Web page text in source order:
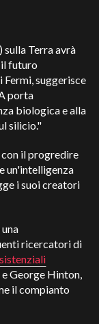
Terra avrà
futuro
suggerisce
porta
biologica e alla
silicio."
il progredire
un'intelligenza
i suoi creatori
ricercatori di
George Hinton,
il compianto